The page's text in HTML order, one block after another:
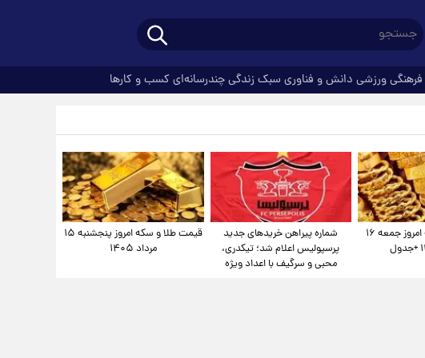
فرهنگیورزشی دانش و فناوری سبک زندگیچندرسانه‌ای کسب و کارها
قیمت طلا و سکه امروز جمعه ۱۶
شماره پیراهن خریدهای جدید
پرسپولیس اعلام شد؛ تیکدری،
محبی و سرگیف با اعداد ویژه
قیمت طلا و سکه امروز پنجشنبه ۱۵
مرداد ۱۴۰۵